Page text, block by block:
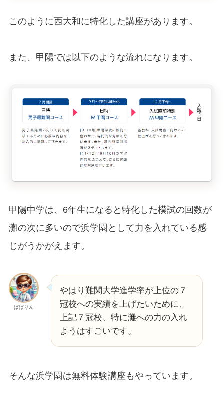
このように西大和に特化した講座があります。
また、甲陽では以下のような流れになります。
甲陽中学は、6年生になると特化した模試の回数が
灘の次に多いので浜学園として力を入れている感
じがうかがえます。
ぱぱりん
やはり難関大学進学率が上位の７
冠校への実績を上げたいために、
上記７冠校、特に灘への力の入れ
ようはすごいです。
そんな浜学園は無料体験講座もやっています。